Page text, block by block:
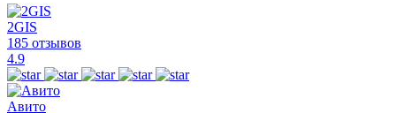
2GIS
185 отзывов
4.9
Авито